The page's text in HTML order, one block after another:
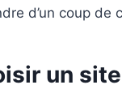
d’un coup de
un